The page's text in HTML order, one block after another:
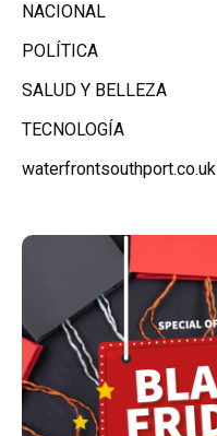
NACIONAL
POLÍTICA
SALUD Y BELLEZA
TECNOLOGÍA
waterfrontsouthport.co.uk